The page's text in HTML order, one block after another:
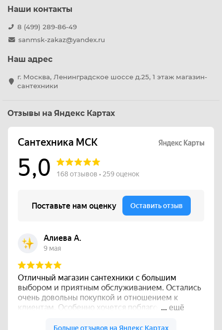
Наши контакты
8 (499) 289-86-49
sanmsk-zakaz@yandex.ru
Наш адрес
г. Москва, Ленинградское шоссе д.25, 1 этаж магазин-
сантехники
Отзывы на Яндекс Картах